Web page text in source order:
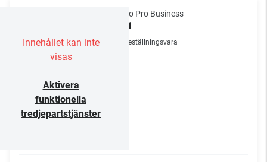
Innehållet kan inte
visas
Aktivera
funktionella
tredjepartstjänster
Audio Pro Business
TX-1
Beställningsvara